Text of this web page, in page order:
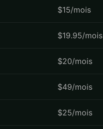
$15/mois
$19.95/mois
$20/mois
$49/mois
$25/mois